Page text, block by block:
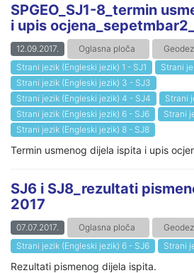
SPGEO_SJ1-8_termin
i upis
12.09.2017. Oglasna ploča
Strani jezik (Engleski jezik) 1 - SJ1
Strani
Strani jezik (Engleski jezik) 3 - SJ3
Strani jezik (Engleski jezik) 4 - SJ4
Strani
Strani jezik (Engleski jezik) 6 - SJ6
Strani
Strani jezik (Engleski jezik) 8 - SJ8
Termin usmenog dijela ispita i upis
SJ6 i SJ8_rezultati
2017
07.07.2017. Oglasna ploča
Strani jezik (Engleski jezik) 6 - SJ6
Strani
Rezultati pismenog dijela ispita.